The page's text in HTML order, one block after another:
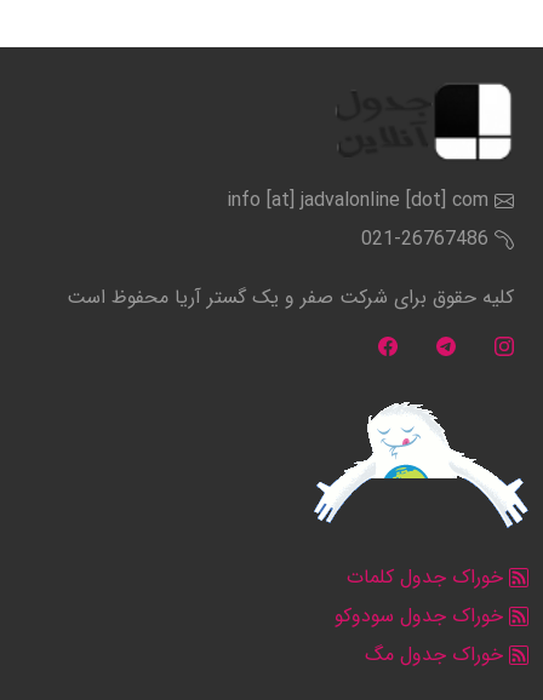
info [at] jadvalonline [dot] com
021-26767486
کلیه حقوق برای شرکت صفر و یک گستر آریا محفوظ است
خوراک جدول کلمات
خوراک جدول سودوکو
خوراک جدول مگ